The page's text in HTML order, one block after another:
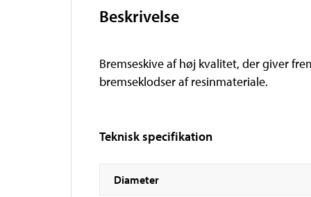
Beskrivelse
Bremseskive af høj kvalitet, der giver
bremseklodser af resinmateriale.
Teknisk specifikation
Diameter